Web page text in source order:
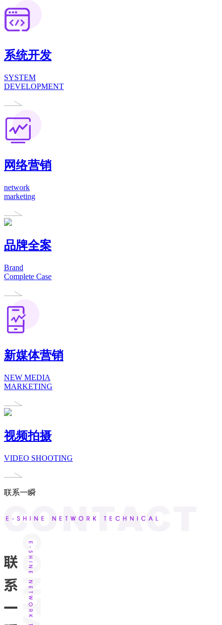
系统开发
SYSTEM
DEVELOPMENT
网络营销
network
marketing
品牌全案
Brand
Complete Case
新媒体营销
NEW MEDIA
MARKETING
视频拍摄
VIDEO SHOOTING
联系一瞬